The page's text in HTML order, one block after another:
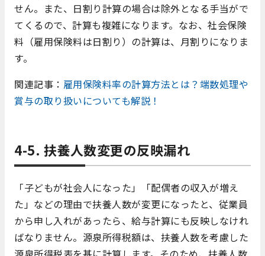
せん。また、日割り計算の場合は除外となる手当がで
てくるので、計算も複雑になります。なお、社会保険
料（雇用保険料は日割り）の計算は、月割りになりま
す。
関連記事： 雇用保険料率の計算方法とは？端数処理や
賞与の取り扱いについても解説！
4-5. 扶養人数変更の反映漏れ
「子どもが社会人になった」「配偶者の収入が増え
た」などの理由で扶養人数が変更になったと、従業員
から申し入れがあったら、給与計算にも反映しなけれ
ばなりません。源泉所得税額は、扶養人数を考慮した